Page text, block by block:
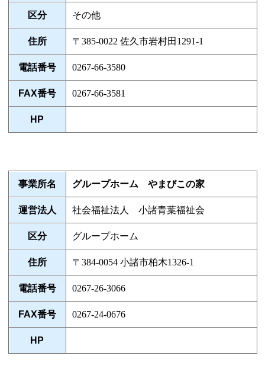
区分 その他
住所 〒385-0022 佐久市岩村田1291-1
電話番号 0267-66-3580
FAX番号 0267-66-3581
HP
事業所名 グループホーム やまびこの家
運営法人 社会福祉法人 小諸青葉福祉会
区分 グループホーム
住所 〒384-0054 小諸市柏木1326-1
電話番号 0267-26-3066
FAX番号 0267-24-0676
HP